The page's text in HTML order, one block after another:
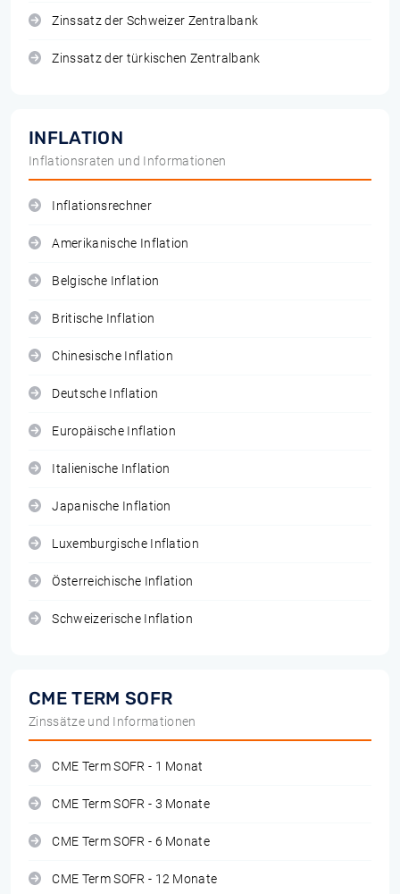
Zinssatz der Schweizer Zentralbank
Zinssatz der türkischen Zentralbank
INFLATION
Inflationsraten und Informationen
Inflationsrechner
Amerikanische Inflation
Belgische Inflation
Britische Inflation
Chinesische Inflation
Deutsche Inflation
Europäische Inflation
Italienische Inflation
Japanische Inflation
Luxemburgische Inflation
Österreichische Inflation
Schweizerische Inflation
CME TERM SOFR
Zinssätze und Informationen
CME Term SOFR - 1 Monat
CME Term SOFR - 3 Monate
CME Term SOFR - 6 Monate
CME Term SOFR - 12 Monate